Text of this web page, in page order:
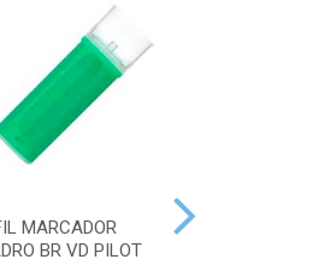
MARCADOR
BR VD PILOT